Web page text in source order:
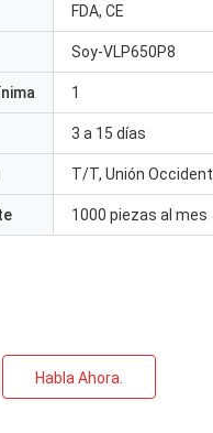
FDA, CE
Soy-VLP650P8
1
3 a 15 días
T/T, Unión
1000 piezas al mes
Habla Ahora.